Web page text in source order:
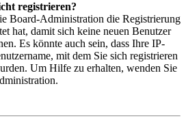
registrieren?
Board-Administration die Registrierung
hat, damit sich keine neuen Benutzer
Es könnte auch sein, dass Ihre IP-
mit dem Sie sich registrieren
Um Hilfe zu erhalten, wenden Sie